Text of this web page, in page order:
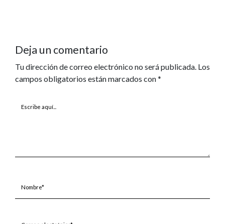
Deja un comentario
Tu dirección de correo electrónico no será publicada. Los
campos obligatorios están marcados con*
Escribe